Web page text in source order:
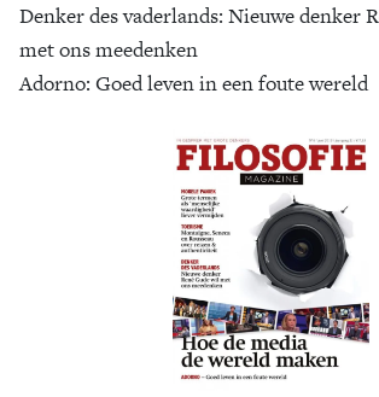
Denker des vaderlands: Nieuwe denker
met ons meedenken
Adorno: Goed leven in een foute wereld